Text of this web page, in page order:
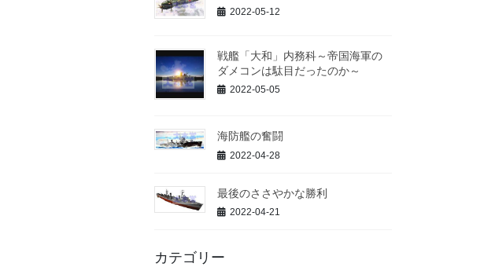
2022-05-12
戦艦「大和」内務科～帝国海軍の
ダメコンは駄目だったのか～
2022-05-05
海防艦の奮闘
2022-04-28
最後のささやかな勝利
2022-04-21
カテゴリー